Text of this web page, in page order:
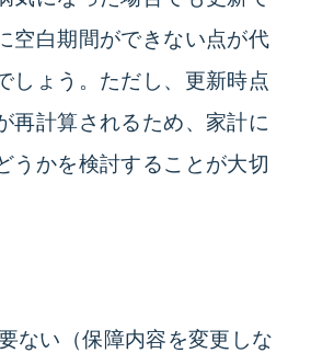
空白期間ができない点が代
しょう。ただし、更新時点
再計算されるため、家計に
うかを検討することが大切
ない（保障内容を変更しな